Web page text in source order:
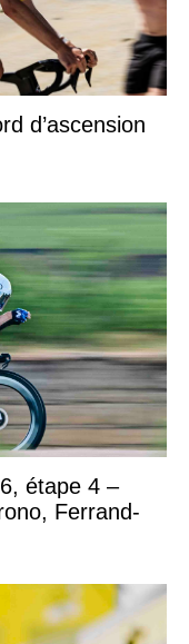
d’ascension
étape 4 –
Ferrand-